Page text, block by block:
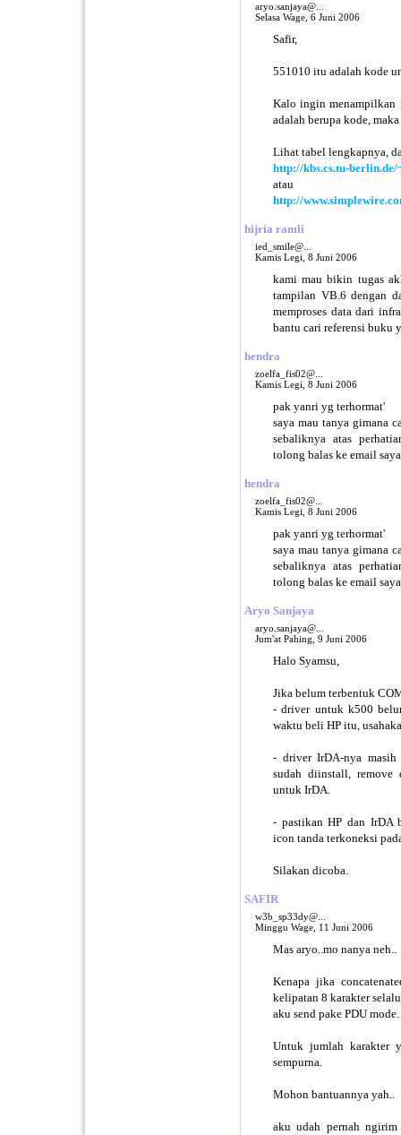
aryo.sanjaya@...
Selasa Wage, 6 Juni 2006
Safir,
551010 itu adalah kode
Kalo ingin menampilkan
adalah berupa kode,
Lihat tabel lengkapnya,
http://kbs.cs.tu-
atau
http://
hijria ramli
ied_smile@...
Kamis Legi, 8 Juni 2006
kami mau bikin tugas
tampilan VB.6 dengan
memproses data dari
bantu cari referensi buku
hendra
zoelfa_fis02@...
Kamis Legi, 8 Juni 2006
pak yanri yg terhormat'
saya mau tanya gimana
sebaliknya atas
tolong balas ke email
hendra
zoelfa_fis02@...
Kamis Legi, 8 Juni 2006
pak yanri yg terhormat'
saya mau tanya gimana
sebaliknya atas
tolong balas ke email
Aryo Sanjaya
aryo.sanjaya@...
Jum'at Pahing, 9 Juni 2006
Halo Syamsu,
Jika belum terbentuk
- driver untuk k500
waktu beli HP itu,
- driver IrDA-nya masih
sudah diinstall,
untuk IrDA.
- pastikan HP dan IrDA
icon tanda terkoneksi
Silakan dicoba.
SAFIR
w3b_sp33dy@...
Minggu Wage, 11 Juni 2006
Mas aryo..mo nanya neh..
Kenapa jika
kelipatan 8 karakter
aku send pake PDU mode.
Untuk jumlah karakter
sempurna.
Mohon bantuannya yah..
aku udah pernah